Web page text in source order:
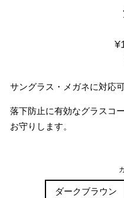
価
サングラス・メガネに対応
落下防止に有効なグラスコ
お守りします。
ダークブラウン